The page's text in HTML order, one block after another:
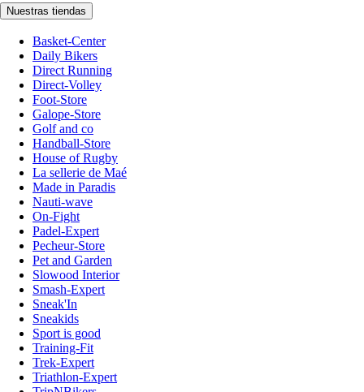
Nuestras tiendas
Basket-Center
Daily Bikers
Direct Running
Direct-Volley
Foot-Store
Galope-Store
Golf and co
Handball-Store
House of Rugby
La sellerie de Maé
Made in Paradis
Nauti-wave
On-Fight
Padel-Expert
Pecheur-Store
Pet and Garden
Slowood Interior
Smash-Expert
Sneak'In
Sneakids
Sport is good
Training-Fit
Trek-Expert
Triathlon-Expert